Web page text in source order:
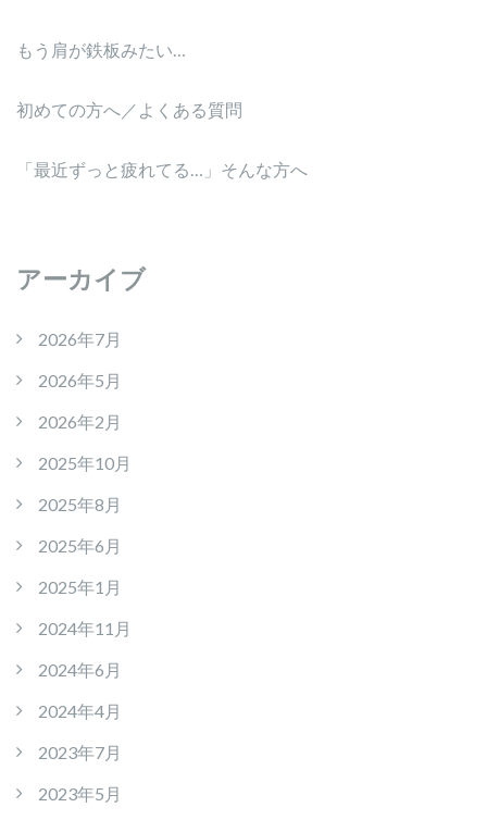
もう肩が鉄板みたい…
初めての方へ／よくある質問
「最近ずっと疲れてる…」そんな方へ
アーカイブ
2026年7月
2026年5月
2026年2月
2025年10月
2025年8月
2025年6月
2025年1月
2024年11月
2024年6月
2024年4月
2023年7月
2023年5月